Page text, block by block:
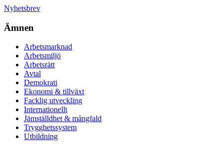
Nyhetsbrev
Ämnen
Arbetsmarknad
Arbetsmiljö
Arbetsrätt
Avtal
Demokrati
Ekonomi & tillväxt
Facklig utveckling
Internationellt
Jämställdhet & mångfald
Trygghetssystem
Utbildning